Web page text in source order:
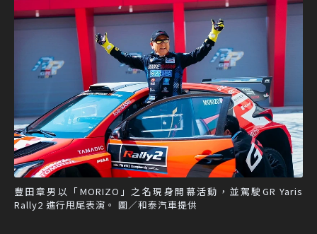
豐田章男以「MORIZO」之名現身開幕活動，並駕駛GR Yaris
Rally2 進行甩尾表演。 圖／和泰汽車提供